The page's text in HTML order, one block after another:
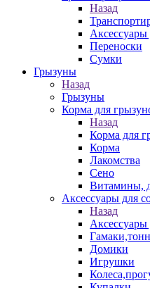
Назад
Аксессуары
Переноски
Сумки
Грызуны
Назад
Грызуны
Корма для
Назад
Корма для
Корма
Лакомства
Сено
Витамины,
Аксессуары для
Назад
Аксессуары
Домики
Игрушки